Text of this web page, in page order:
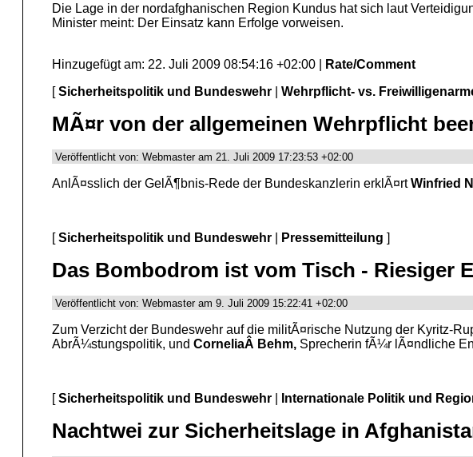
Die Lage in der nordafghanischen Region Kundus hat sich laut
Minister meint: Der Einsatz kann Erfolge vorweisen.
Hinzugefügt am: 22. Juli 2009 08:54:16 +02:00 |
Rate/Comment
[Sicherheitspolitik und Bundeswehr Wehrpflicht- vs.
MÃ¤r von der allgemeinen Wehrpflicht
Veröffentlicht von: Webmaster am 21. Juli 2009 17:23:53 +02:00
AnlÃ¤sslich der GelÃ¶bnis-Rede der Bundeskanzlerin erklÃ¤rtWinfried
[Sicherheitspolitik und Bundeswehr Pressemitteilung ]
Das Bombodrom ist vom Tisch -
Veröffentlicht von: Webmaster am 9. Juli 2009 15:22:41 +02:00
Zum Verzicht der Bundeswehr auf die militÃ¤rische Nutzung der Kyritz-
AbrÃ¼stungspolitik, und CorneliaÂ Behm, Sprecherin fÃ¼r lÃ¤ndliche
[Sicherheitspolitik und Bundeswehr Internationale Politik und
Nachtwei zur Sicherheitslage in